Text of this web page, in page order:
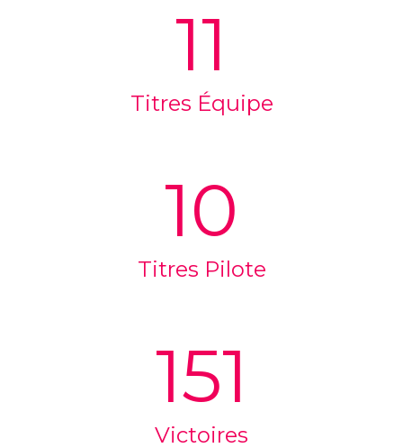
11
Titres Équipe
10
Titres Pilote
151
Victoires